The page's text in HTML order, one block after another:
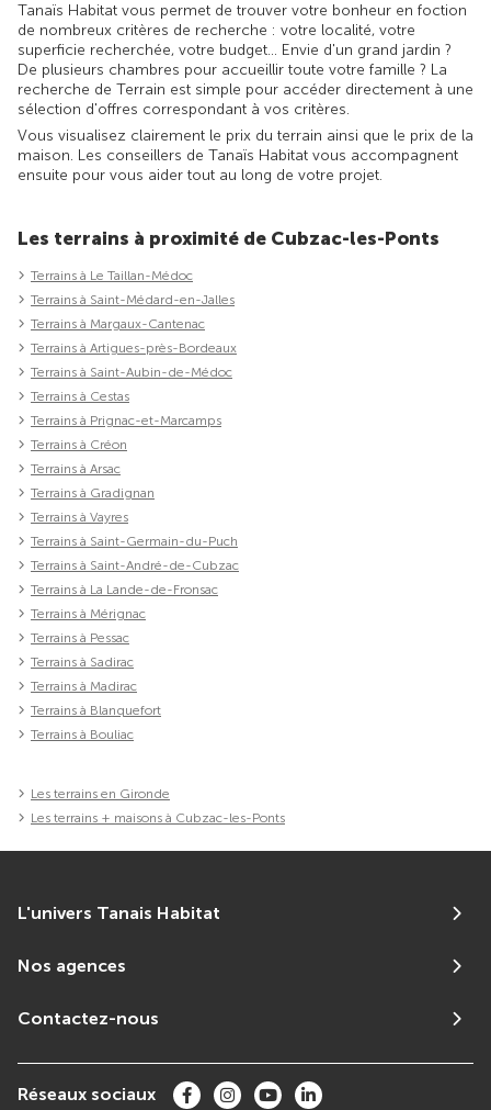
Tanaïs Habitat vous permet de trouver votre bonheur en foction
de nombreux critères de recherche : votre localité, votre
superficie recherchée, votre budget... Envie d'un grand jardin ?
De plusieurs chambres pour accueillir toute votre famille ? La
recherche de Terrain est simple pour accéder directement à une
sélection d'offres correspondant à vos critères.
Vous visualisez clairement le prix du terrain ainsi que le prix de la
maison. Les conseillers de Tanaïs Habitat vous accompagnent
ensuite pour vous aider tout au long de votre projet.
Les terrains à proximité de Cubzac-les-Ponts
Terrains à Le Taillan-Médoc
Terrains à Saint-Médard-en-Jalles
Terrains à Margaux-Cantenac
Terrains à Artigues-près-Bordeaux
Terrains à Saint-Aubin-de-Médoc
Terrains à Cestas
Terrains à Prignac-et-Marcamps
Terrains à Créon
Terrains à Arsac
Terrains à Gradignan
Terrains à Vayres
Terrains à Saint-Germain-du-Puch
Terrains à Saint-André-de-Cubzac
Terrains à La Lande-de-Fronsac
Terrains à Mérignac
Terrains à Pessac
Terrains à Sadirac
Terrains à Madirac
Terrains à Blanquefort
Terrains à Bouliac
Les terrains en Gironde
Les terrains + maisons à Cubzac-les-Ponts
L'univers Tanais Habitat
Nos agences
Contactez-nous
Réseaux sociaux